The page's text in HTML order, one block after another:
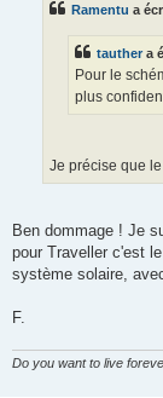
Ramentu a
tauthera
Pour le
plus
Je précise que
Ben dommage ! Je
pour Traveller c'est
système solaire,
F.
Do you want to live